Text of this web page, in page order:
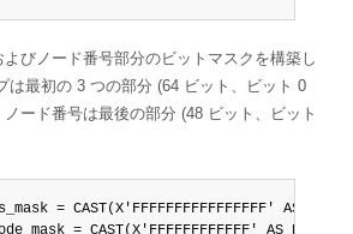
びノード番号部分のビットマスクを構築し
は最初の 3 つの部分 (64 ビット、ビット 0
ード番号は最後の部分 (48 ビット、ビット
= CAST(X'FFFFFFFFFFFFFFFF' AS
= CAST(X'FFFFFFFFFFFF' AS